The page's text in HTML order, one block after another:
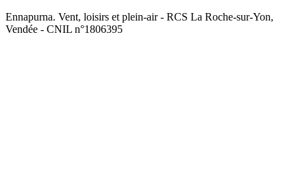
Ennapurna. Vent, loisirs et plein-air - RCS La Roche-sur-Yon,
Vendée - CNIL n°1806395